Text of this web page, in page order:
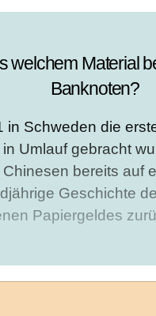
welchem Material
Banknoten?
in Schweden die
Umlauf gebracht
bereits auf
Geschichte
Papiergeldes